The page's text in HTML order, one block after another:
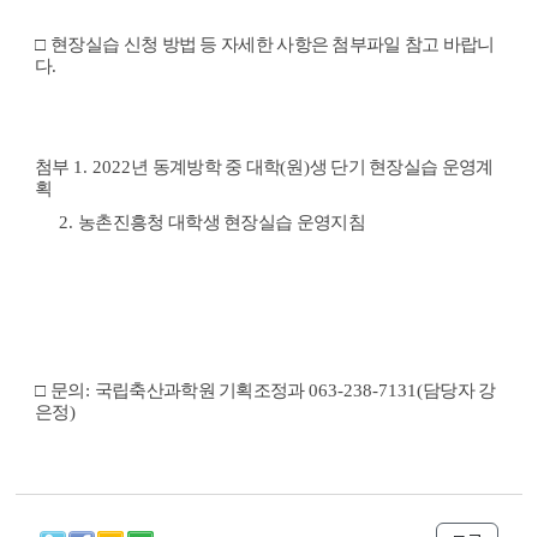
□ 현장실습 신청 방법 등 자세한 사항은 첨부파일 참고 바랍니
다.
첨부 1. 2022년 동계방학 중 대학(원)생 단기 현장실습 운영계
획
2. 농촌진흥청 대학생 현장실습 운영지침
□ 문의: 국립축산과학원 기획조정과063-238-7131(담당자 강
은정)